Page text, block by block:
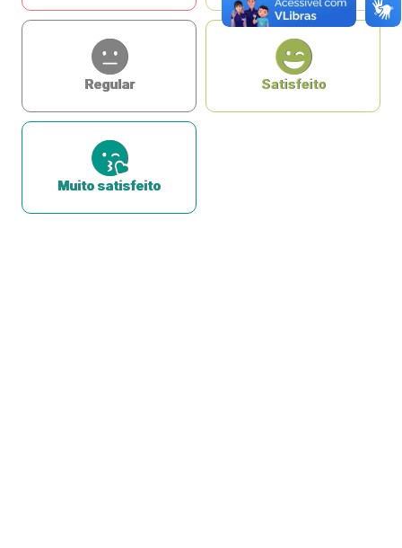
Regular Satisfeito
Muito satisfeito